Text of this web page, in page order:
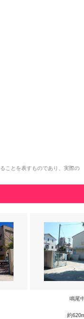
ことを表すものであり、実際の
鳴尾
約